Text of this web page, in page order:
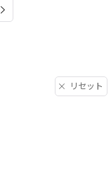
リセット